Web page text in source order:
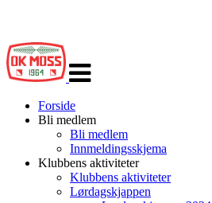
navigasjon
Forside
Bli medlem
Bli medlem
Innmeldingsskjema
Klubbens aktiviteter
Klubbens aktiviteter
Lørdagskjappen